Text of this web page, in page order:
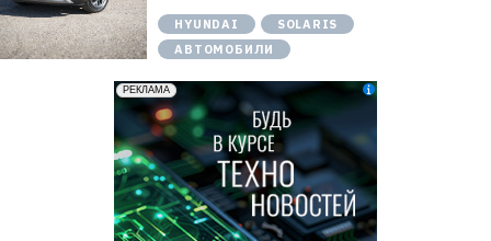
HYUNDAI
SOLARIS
АВТОМОБИЛИ